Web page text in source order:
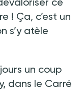
! Ça, c’est un
s’y atèle
un coup
dans le Carré